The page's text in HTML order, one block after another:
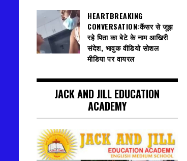
HEARTBREAKING
CONVERSATION:कैंसर से जूझ
रहे पिता का बेटे के नाम आखिरी
संदेश, भावुक वीडियो सोशल
मीडिया पर वायरल
JACK AND JILL EDUCATION
ACADEMY